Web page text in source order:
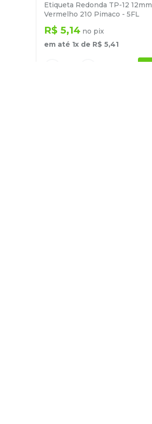
Etiqueta Redonda TP-12 12mm
Vermelho 210 Pimaco - 5FL
R$ 5,14 no pix
em até 1x de R$ 5,41